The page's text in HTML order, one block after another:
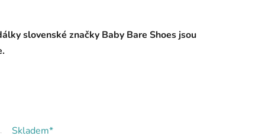
slovenské značky Baby Bare Shoes jsou
Skladem*